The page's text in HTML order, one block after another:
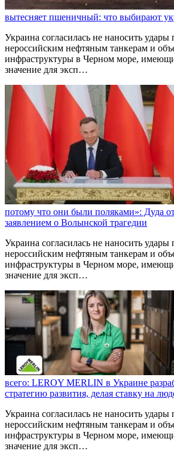
вытесняет пшеничный: что выбирают
Украина согласилась не наносить
нероссийским нефтяным танкерам и
инфраструктуры в Черном море,
значение для эксп…
потому что они были поляками»: Дуда
заявлением о Волынской трагедии
Украина согласилась не наносить
нероссийским нефтяным танкерам и
инфраструктуры в Черном море,
значение для эксп…
всего: LEROY MERLIN в Украине
стратегию развития, делая ставку на
Украина согласилась не наносить
нероссийским нефтяным танкерам и
инфраструктуры в Черном море,
значение для эксп…